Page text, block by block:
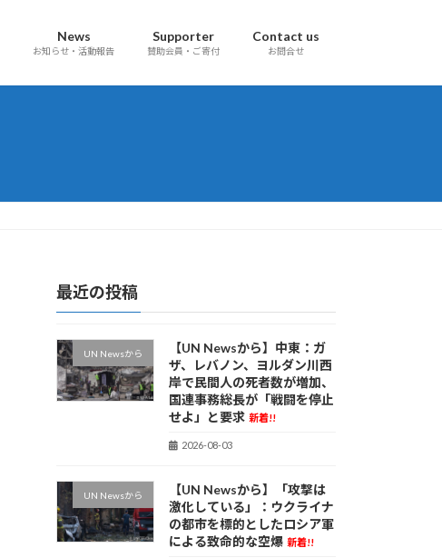
News
お知らせ・活動報告
Supporter
賛助会員・ご寄付
Contact us
お問合せ
最近の投稿
UN Newsから
【UN Newsから】中東：ガ
ザ、レバノン、ヨルダン川西
岸で民間人の死者数が増加、
国連事務総長が「戦闘を停止
せよ」と要求 新着!!
2026-08-03
UN Newsから
【UN Newsから】「攻撃は
激化している」：ウクライナ
の都市を標的としたロシア軍
による致命的な空爆 新着!!